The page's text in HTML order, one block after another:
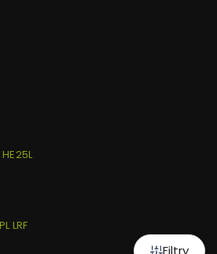
Filtry
LRF